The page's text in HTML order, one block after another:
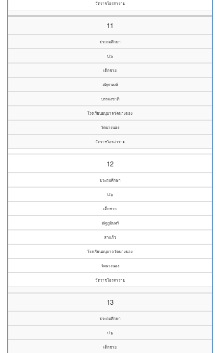
วัดราชโอรสาราม
11
ประถมศึกษา
ป.๖
เด็กชาย
ณัฐธนนท์
บรรจงชาติ
โรงเรียนอนุบาลวัดนางนอง
วัดนางนอง
วัดราชโอรสาราม
12
ประถมศึกษา
ป.๖
เด็กชาย
ณัฐภูมินทร์
สาแก้ว
โรงเรียนอนุบาลวัดนางนอง
วัดนางนอง
วัดราชโอรสาราม
13
ประถมศึกษา
ป.๖
เด็กชาย